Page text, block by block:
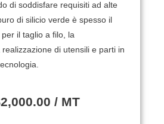
di soddisfare requisiti ad alte
di silicio verde è spesso il
il taglio a filo, la
di utensili e parti in
2,000.00 / MT